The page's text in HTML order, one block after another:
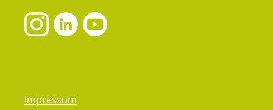
Impressum